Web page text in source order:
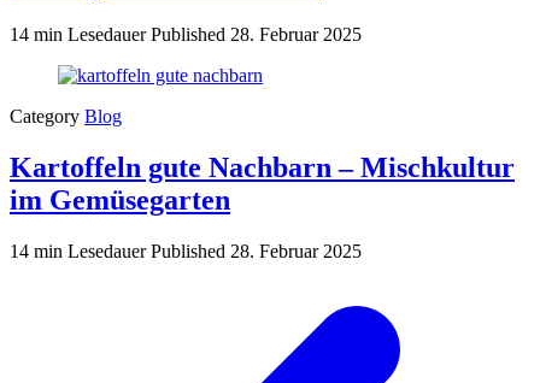
14 min LesedauerPublished 28. Februar 2025
Category Blog
Kartoffeln gute Nachbarn – Mischkultur
im Gemüsegarten
14 min LesedauerPublished 28. Februar 2025